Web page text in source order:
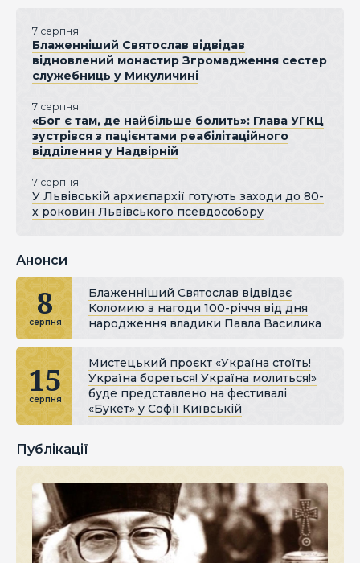
7 серпня
Блаженніший Святослав відвідав
відновлений монастир Згромадження сестер
служебниць у Микуличині
7 серпня
«Бог є там, де найбільше болить»: Глава УГКЦ
зустрівся з пацієнтами реабілітаційного
відділення у Надвірній
7 серпня
У Львівській архиєпархії готують заходи до 80-
х роковин Львівського псевдособору
Анонси
8
серпня
Блаженніший Святослав відвідає
Коломию з нагоди 100-річчя від дня
народження владики Павла Василика
15
серпня
Мистецький проєкт «Україна стоїть!
Україна бореться! Україна молиться!»
буде представлено на фестивалі
«Букет» у Софії Київській
Публікації